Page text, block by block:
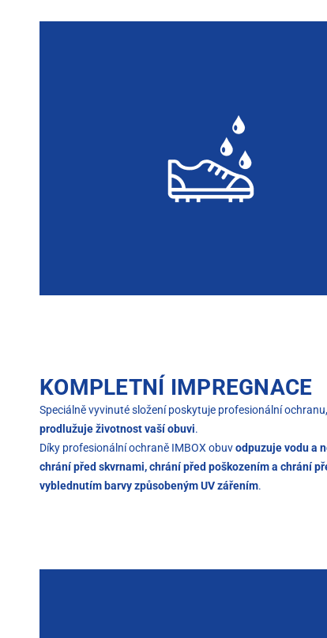
KOMPLETNÍ IMPREGNACE
Speciálně vyvinuté složení poskytuje profesionální
prodlužuje životnost vaší obuvi.
Díky profesionální ochraně IMBOX obuvodpuzuje vodu a
chrání před skvrnami, chrání před poškozením a chrání
vyblednutím barvy způsobeným UV zářením.